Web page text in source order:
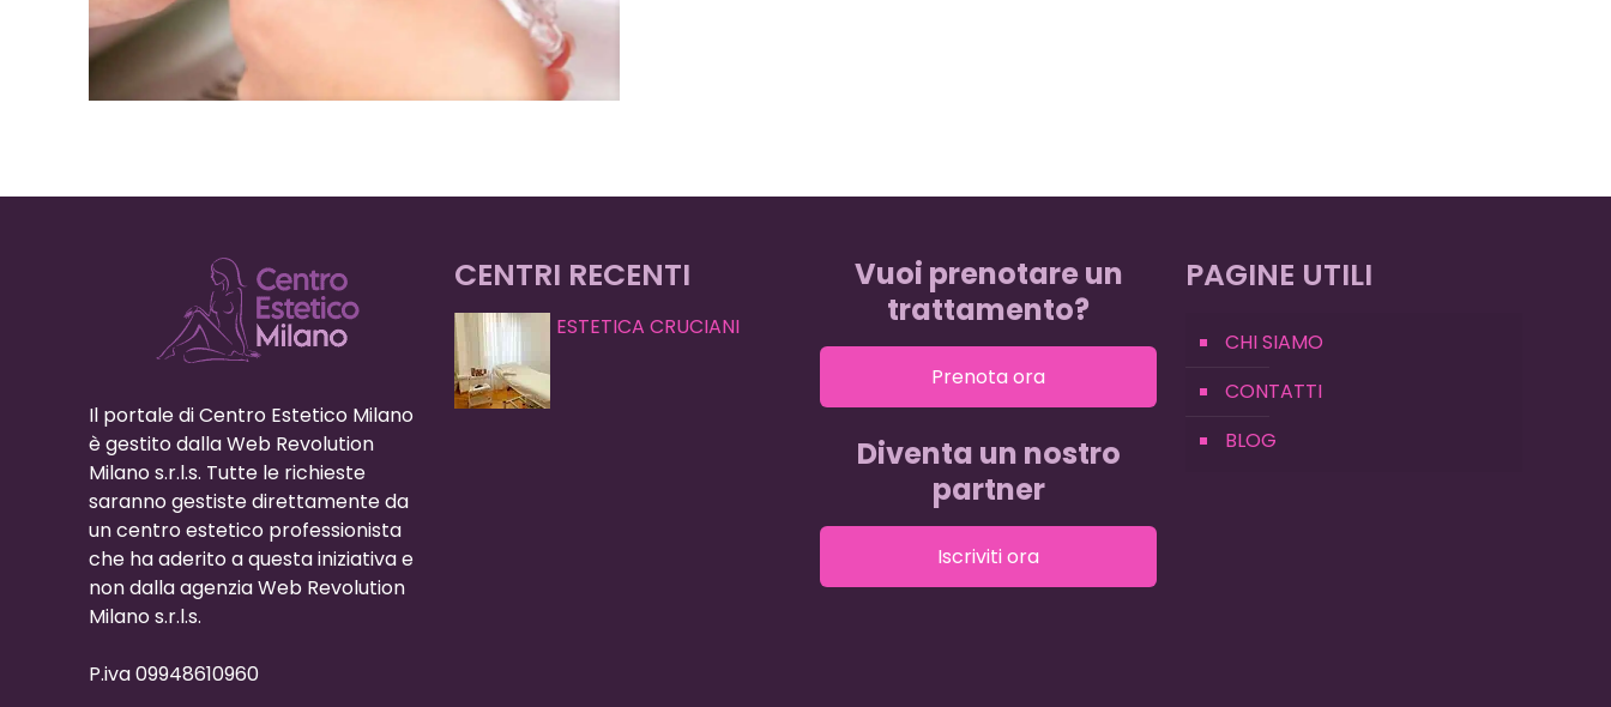
Il portale di Centro Estetico Milano
è gestito dalla Web Revolution
Milano s.r.l.s. Tutte le richieste
saranno gestiste direttamente da
un centro estetico professionista
che ha aderito a questa iniziativa e
non dalla agenzia Web Revolution
Milano s.r.l.s.
P.iva 09948610960
CENTRI RECENTI
ESTETICA CRUCIANI
Vuoi prenotare un
trattamento?
Prenota ora
Diventa un nostro
partner
Iscriviti ora
PAGINE UTILI
CHI SIAMO
CONTATTI
BLOG